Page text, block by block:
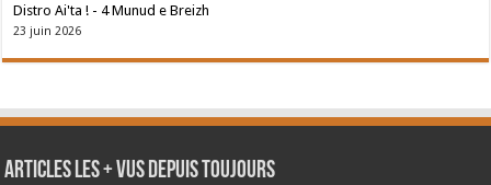
Distro Ai'ta ! - 4 Munud e Breizh
23 juin 2026
Articles les + vus depuis toujours